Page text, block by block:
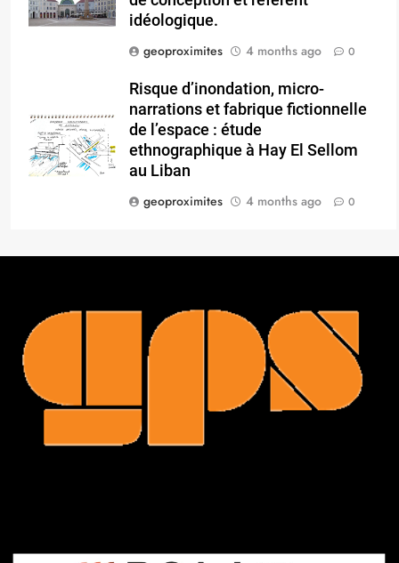
idéologique.
geoproximites
4 months ago 0
Risque d’inondation, micro-
narrations et fabrique fictionnelle
de l’espace : étude
ethnographique à Hay El Sellom
au Liban
geoproximites
4 months ago 0